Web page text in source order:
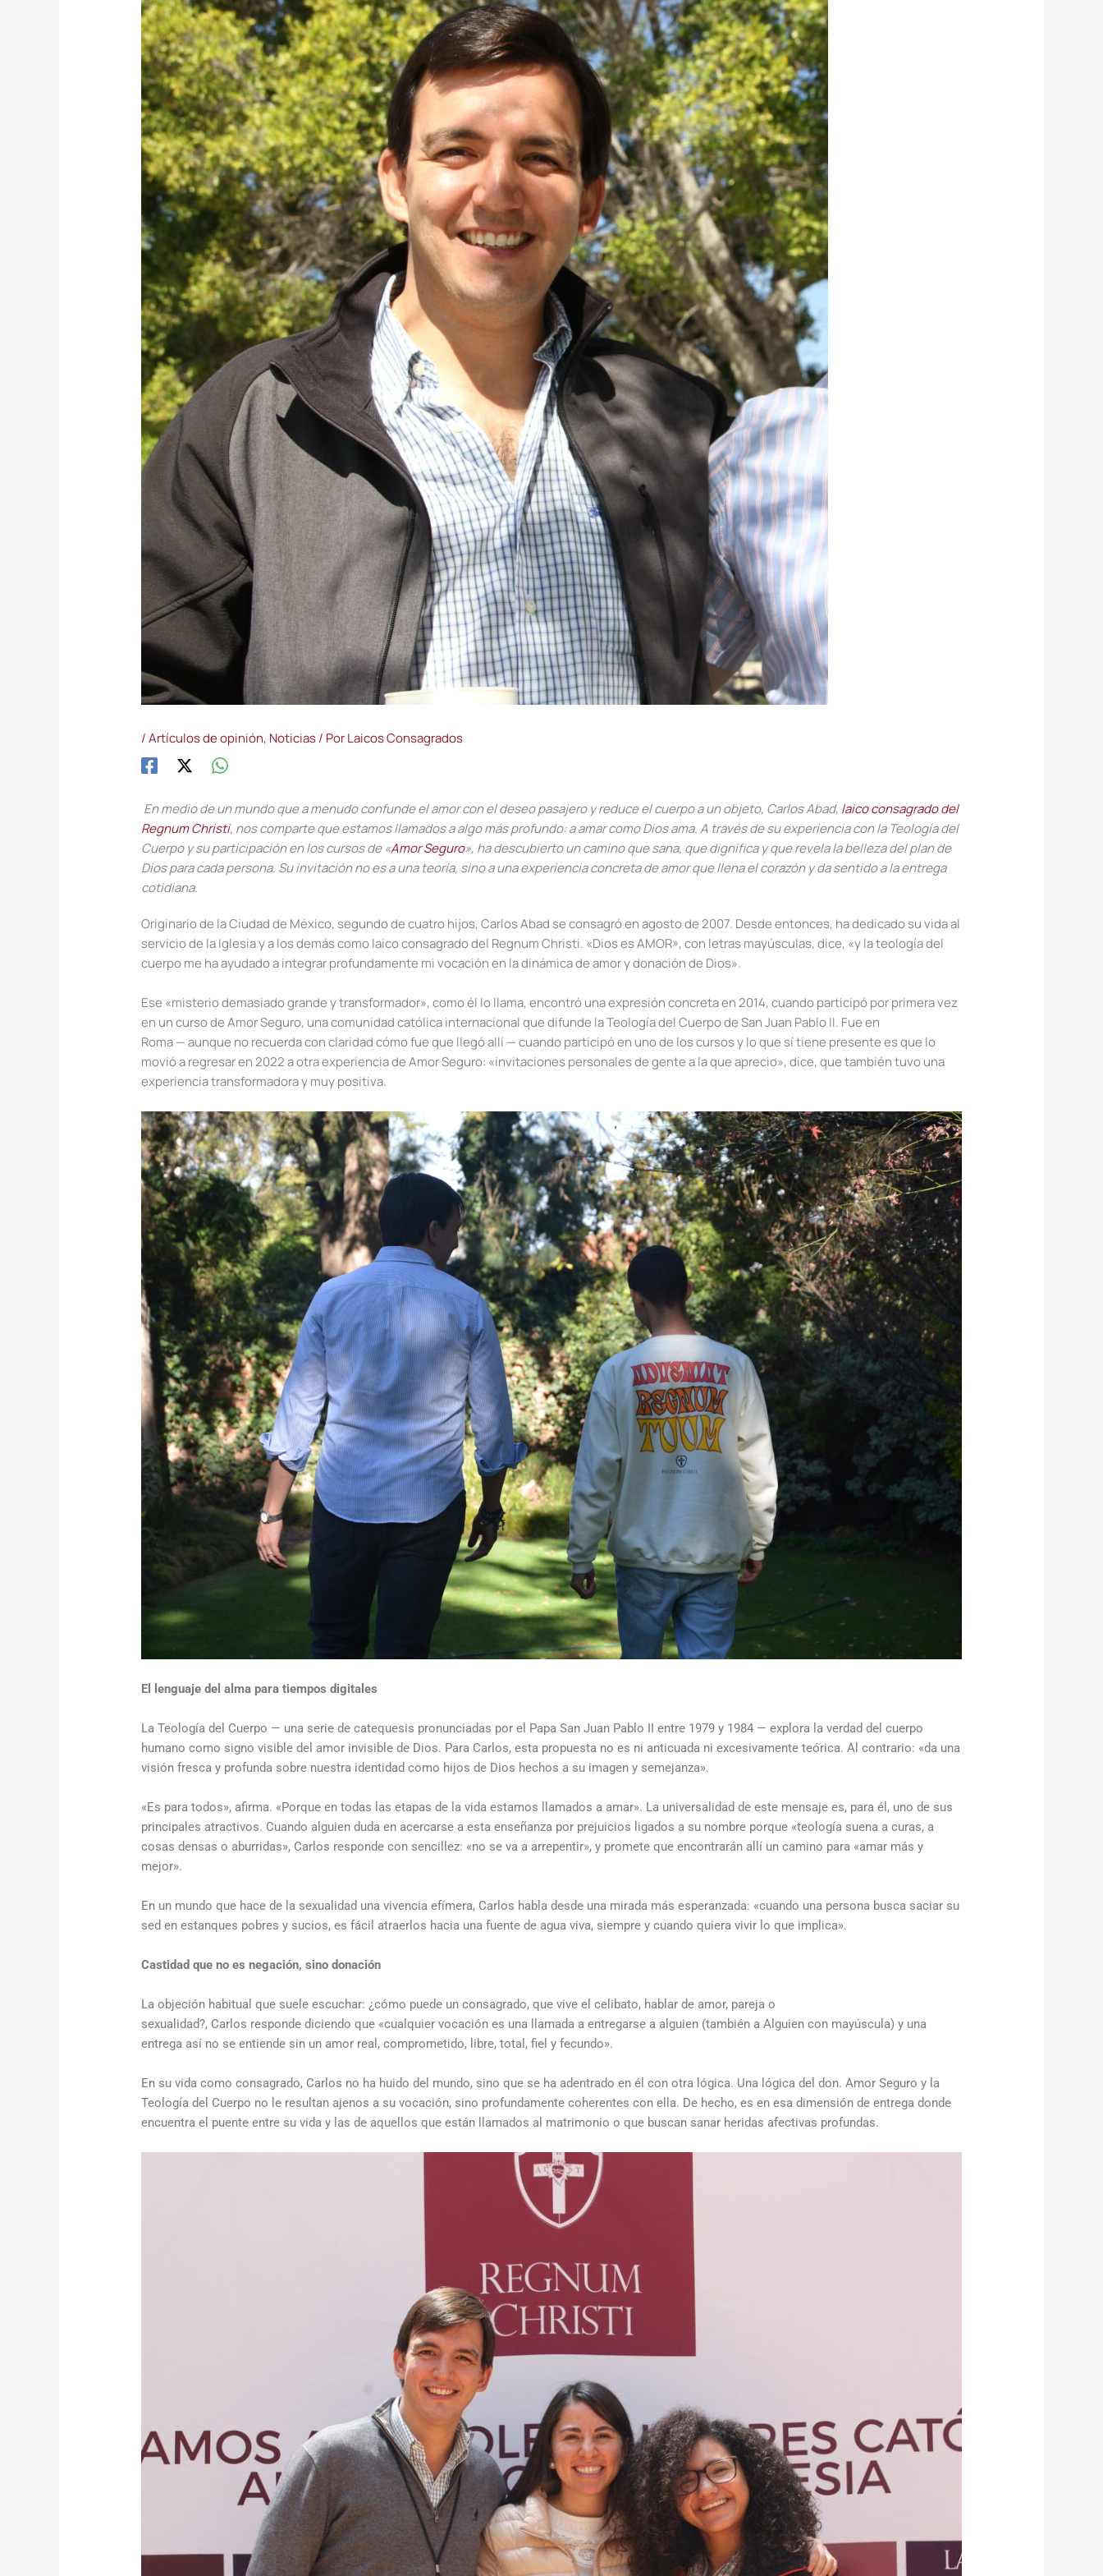
/Artículos de opinión, Noticias/ PorLaicos Consagrados
En medio de un mundo que a menudo confunde el amor con el deseo pasajero y reduce el cuerpo aunobjeto, Carlos Abad, laico consagrado del
Regnum Christi, nos comparteque estamos llamados a algo más profundo: a amar como Dios ama. A través de su experiencia con la Teología del
Cuerpo y su participación en los cursos de«Amor Seguro», ha descubierto un camino que sana, que dignifica y que revela la belleza del plan de
Dios para cada persona. Su invitación no es a una teoría, sino a una experiencia concreta de amor que llena el corazón y da sentido a la entrega
cotidiana.
Originario de la Ciudad de México, segundo de cuatro hijos, CarlosAbad se consagró en agosto de 2007. Desde entonces, ha dedicado su vida al
servicio de laIglesia y a los demás como laico consagrado del RegnumChristi. «Dios es AMOR», con letras mayúsculas, dice, «y la teología del
cuerpo me ha ayudado a integrar profundamente mi vocación en la dinámica de amor y donación de Dios».
Ese «misterio demasiado grande y transformador», como él lo llama, encontró una expresión concreta en 2014, cuando participó por primera vez
en un curso de Amor Seguro, una comunidad católica internacional que difunde la Teología del Cuerpo de San Juan Pablo II. Fue en
Roma—aunque no recuerda con claridad cómofue que llegó allí —cuando participó en uno de los cursos y lo que sí tiene presentees que lo
movió a regresaren 2022a otra experiencia de Amor Seguro: «invitaciones personales de gentea la que aprecio», dice, que tambiéntuvo una
experiencia transformadora y muy positiva.
El lenguaje del alma para tiempos digitales
La Teología del Cuerpo — una serie de catequesis pronunciadas por el PapaSan Juan Pablo II entre 1979 y 1984 — explora la verdad del cuerpo
humano como signo visible del amor invisible de Dios. Para Carlos, esta propuesta no es ni anticuada ni excesivamente teórica. Al contrario: «da una
visión fresca y profunda sobre nuestra identidad como hijos de Dios hechos a su imagen y semejanza».
«Es para todos», afirma. «Porque en todas las etapas de la vida estamos llamados a amar». La universalidad de este mensaje es, para él, uno de sus
principales atractivos. Cuando alguien duda en acercarse a esta enseñanza por prejuicios ligados a su nombre porque «teología suena a curas, a
cosas densas o aburridas», Carlos responde con sencillez: «no se va a arrepentir», y promete que encontrarán allí un camino para «amar más y
mejor».
En un mundo que hace de la sexualidad una vivencia efímera, Carlos habla desde una mirada másesperanzada: «cuando una persona busca saciar su
sed en estanques pobres y sucios, es fácil atraerlos hacia una fuente de agua viva, siempre y cuando quiera vivir lo que implica».
Castidad que no es negación, sino donación
La objeción habitual que suele escuchar: ¿cómo puede un consagrado, que vive el celibato, hablar de amor, pareja o
sexualidad?, Carlos respondediciendo que «cualquier vocación es una llamada a entregarse a alguien (también a Alguien con mayúscula) y una
entrega así no se entiende sin un amor real, comprometido, libre, total, fiel y fecundo».
En su vida como consagrado, Carlos no ha huido del mundo, sino que se ha adentrado en él con otra lógica. Una lógica del don. Amor Seguro y la
Teología del Cuerpo no le resultan ajenos a su vocación, sino profundamente coherentes con ella. De hecho, es en esa dimensiónde entrega donde
encuentra el puente entre su vida y las de aquellos que están llamados al matrimonio o que buscan sanar heridas afectivas profundas.